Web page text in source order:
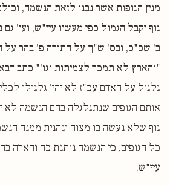
מנין הגופות אשר נבנו לזאת הנשמה,
גוף יקבל הגמול כפי מעשיו עיי"ש, ועי'
ב' שכ"כ, ובס' ש"ך על התורה פ' בהר על
"והארץ לא תמכר לצמיתות וגו'" כתב
גלגול על האדם עכ"ז לא יהי' גלגולו
אותם הגופים שנתגלגלה בהם הנשמה לא
גוף שלא נעשה בו מצוה ונהנית ממנה
כל הגופים, כי הנשמה נותנת כח והארה
עיי"ש.